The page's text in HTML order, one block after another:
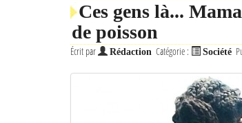
Ces gens là...
de poisson
Écrit par Rédaction Catégorie : Société